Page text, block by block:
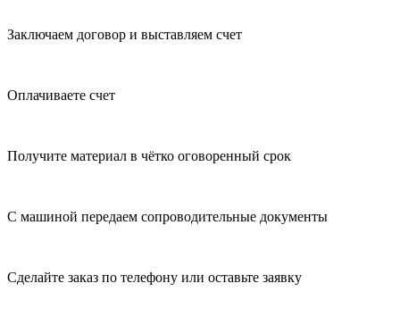
Заключаем договор и выставляем счет
Оплачиваете счет
Получите материал в чётко оговоренный срок
С машиной передаем сопроводительные документы
Сделайте заказ по телефону или оставьте заявку